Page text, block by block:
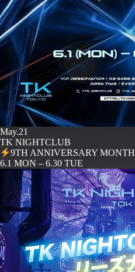
May.21
TK NIGHTCLUB
9TH ANNIVERSARY MONTH
️6.1 MON – 6.30 TUE